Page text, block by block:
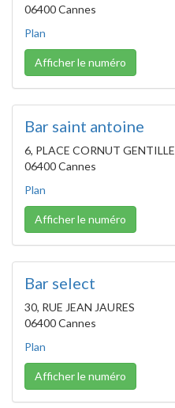
06400 Cannes
Plan
Afficher le numéro
Bar saint antoine
6, PLACE CORNUT GENTILLE
06400 Cannes
Plan
Afficher le numéro
Bar select
30, RUE JEAN JAURES
06400 Cannes
Plan
Afficher le numéro